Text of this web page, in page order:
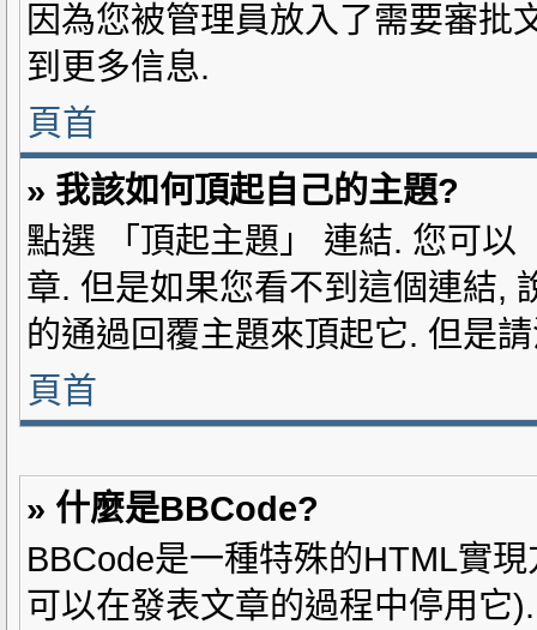
因為您被管理員放入了需要審批
到更多信息.
頁首
» 我該如何頂起自己的主題?
點選 「頂起主題」 連結. 您可以
章. 但是如果您看不到這個連結,
的通過回覆主題來頂起它. 但是
頁首
» 什麼是BBCode?
BBCode是一種特殊的HTML實
可以在發表文章的過程中停用它